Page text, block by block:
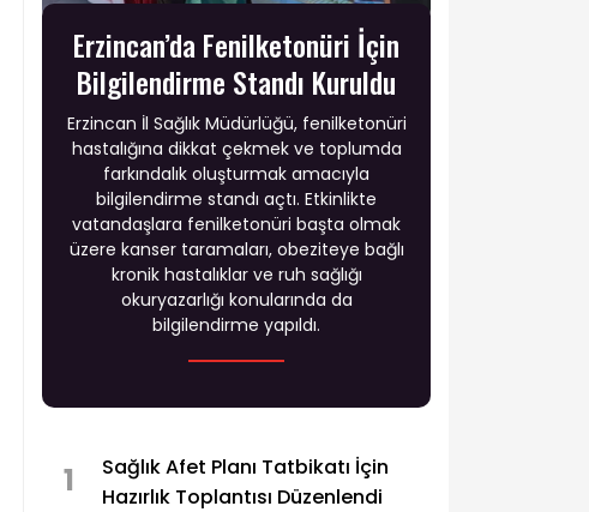
Erzincan’da Fenilketonüri İçin
Bilgilendirme Standı Kuruldu
Erzincan İl Sağlık Müdürlüğü, fenilketonüri
hastalığına dikkat çekmek ve toplumda
farkındalık oluşturmak amacıyla
bilgilendirme standı açtı. Etkinlikte
vatandaşlara fenilketonüri başta olmak
üzere kanser taramaları, obeziteye bağlı
kronik hastalıklar ve ruh sağlığı
okuryazarlığı konularında da
bilgilendirme yapıldı.
1
Sağlık Afet Planı Tatbikatı İçin
Hazırlık Toplantısı Düzenlendi